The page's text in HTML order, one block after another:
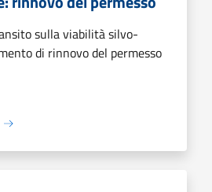
sulla viabilità silvo-
di rinnovo del permesso